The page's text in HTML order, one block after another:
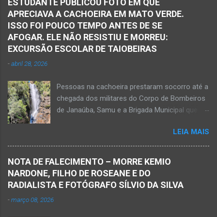
APRECIAVA A CACHOEIRA EM MATO VERDE.
ISSO FOI POUCO TEMPO ANTES DE SE
AFOGAR. ELE NÃO RESISTIU E MORREU:
EXCURSÃO ESCOLAR DE TAIOBEIRAS
-abril 28, 2026
Pessoas na cachoeira prestaram socorro até a
chegada dos militares do Corpo de Bombeiros
de Janaúba, Samu e a Brigada Municipal que
resistiu e foi a óbito Foto álbum pessoal Kauan
Pereira Alves publicou em sua rede social a
foto em que apreciava a Cachoeira Maria Rosa,
em Mato Verde, pouco tempo antes de se
afogar e depois vir a óbito nesta terça-feira, dia
LEIA MAIS
NOTA DE FALECIMENTO – MORRE KEMIO
NARDONE, FILHO DE ROSEANE E DO
RADIALISTA E FOTÓGRAFO SÍLVIO DA SILVA
-março 08, 2026